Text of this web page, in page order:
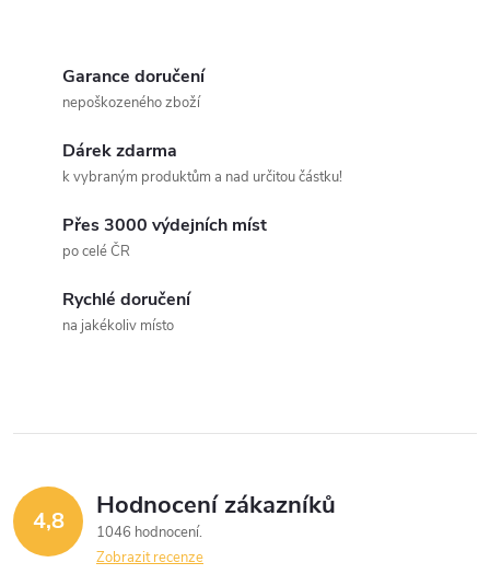
r
v
k
Garance doručení
nepoškozeného zboží
Dárek zdarma
k vybraným produktům a nad určitou částku!
Přes 3000 výdejních míst
po celé ČR
Rychlé doručení
na jakékoliv místo
4,8 Hodnocení zákazníků
1046 hodnocení
Zobrazit recenze